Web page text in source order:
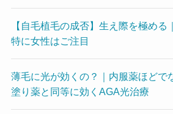
【自毛植毛の成否】生え際を極める
特に女性はご注目
薄毛に光が効くの？｜内服薬ほどで
塗り薬と同等に効くAGA光治療